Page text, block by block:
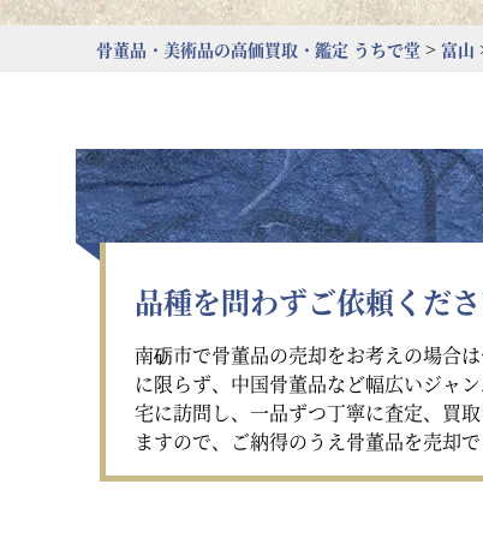
骨董品・美術品の高価買取・鑑定 うちで堂 > 富山
品種を問わずご依頼くだ
南砺市で骨董品の売却をお考えの場合
に限らず、中国骨董品など幅広いジャ
宅に訪問し、一品ずつ丁寧に査定、買
ますので、ご納得のうえ骨董品を売却で